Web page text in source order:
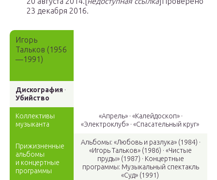
23 декабря 2016.
Игорь
Тальков (1956
—1991)
Дискография ·
Убийство
Коллективы
музыканта
«Апрель» · «Калейдоскоп» ·
«Электроклуб» · «Спасательный круг»
Прижизненные
альбомы
и концертные
программы
Альбомы: «Любовь и разлука» (1984) ·
«Игорь Тальков» (1986) · «Чистые
пруды» (1987) · Концертные
программы: Музыкальный спектакль
«Суд» (1991)